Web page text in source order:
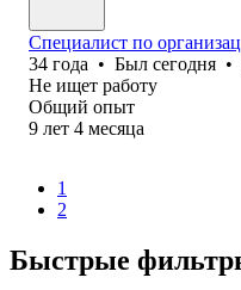
Специалист по
34 года • Был сегодня •
Не ищет работу
Общий опыт
9 лет 4 месяца
1
2
Быстрые